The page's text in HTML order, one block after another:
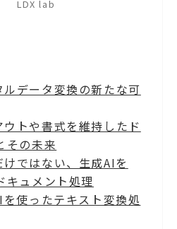
るのエンジニアの皆様に、
解決・活用/連携をサポー
AIとの連携や新しいAPI連
携も継続して拡張し続けま
す。
LDX lab
データ変換の新たな可
トや書式を維持したド
その未来
ではない、生成AIを
キュメント処理
使ったテキスト変換処